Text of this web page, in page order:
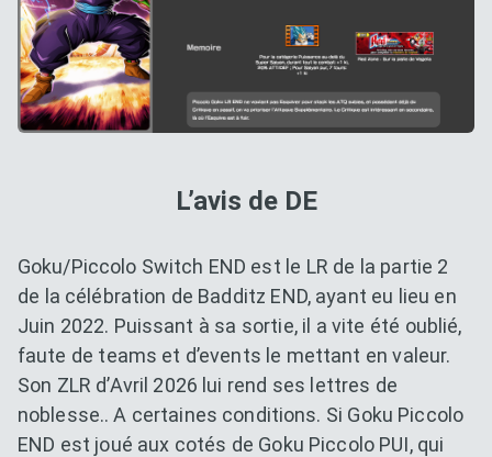
L’avis de DE
Goku/Piccolo Switch END est le LR de la partie 2
de la célébration de Badditz END, ayant eu lieu en
Juin 2022. Puissant à sa sortie, il a vite été oublié,
faute de teams et d’events le mettant en valeur.
Son ZLR d’Avril 2026 lui rend ses lettres de
noblesse.. A certaines conditions. Si Goku Piccolo
END est joué aux cotés de Goku Piccolo PUI, qui